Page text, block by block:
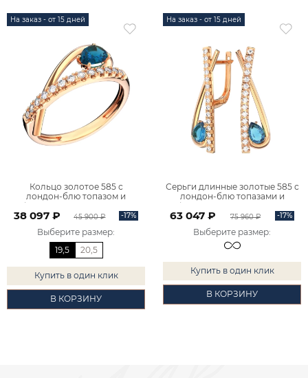
На заказ - от 15 дней
Кольцо золотое 585 с
лондон‑блю топазом и
фианитами 1101729-00740
38 097 ₽ 45 900 ₽ -17%
Выберите размер:
19,5
20,5
Купить в один клик
В КОРЗИНУ
На заказ - от 15 дней
Серьги длинные золотые 585 с
лондон‑блю топазами и
фианитами 2101729-00740
63 047 ₽ 75 960 ₽ -17%
Выберите размер:
Купить в один клик
В КОРЗИНУ